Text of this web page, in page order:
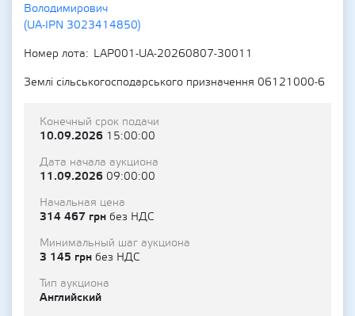
Володимирович
(UA-IPN 3023414850)
Номер лота
LAP001-UA-20260807-30011
Землі сільськогосподарського призначення 06121000-6
Конечный срок подачи
10.09.2026 15:00:00
Дата начала аукциона
11.09.2026 09:00:00
Начальная цена
314 467 грн без НДС
Минимальный шаг аукциона
3 145 грн без НДС
Тип аукциона
Английский